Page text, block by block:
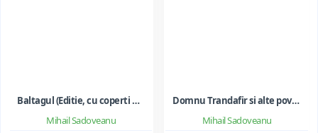
Mihail Sadoveanu
Baltagul (Editie, cu coperti necartonate)
Mihail Sadoveanu
Domnu Trandafir si alte povestiri - Mihail Sadoveanu